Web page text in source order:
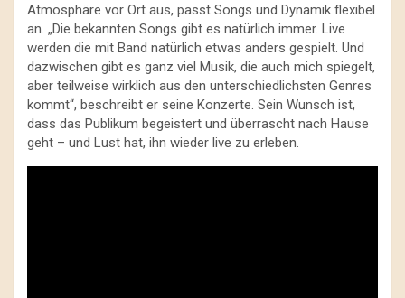
Atmosphäre vor Ort aus, passt Songs und Dynamik flexibel
an. „Die bekannten Songs gibt es natürlich immer. Live
werden die mit Band natürlich etwas anders gespielt. Und
dazwischen gibt es ganz viel Musik, die auch mich spiegelt,
aber teilweise wirklich aus den unterschiedlichsten Genres
kommt“, beschreibt er seine Konzerte. Sein Wunsch ist,
dass das Publikum begeistert und überrascht nach Hause
geht – und Lust hat, ihn wieder live zu erleben.